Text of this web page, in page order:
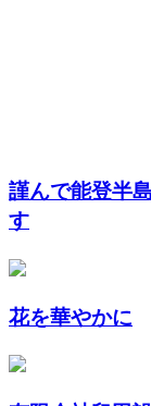
謹んで能登半
す
花を華やかに